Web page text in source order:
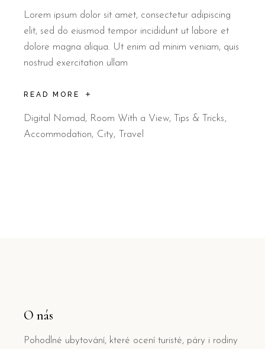
Lorem ipsum dolor sit amet, consectetur adipiscing
elit, sed do eiusmod tempor incididunt ut labore et
dolore magna aliqua. Ut enim ad minim veniam, quis
nostrud exercitation ullam
READ MORE
Digital Nomad, Room With a View,
Tips & Tricks
Accommodation
City Travel
O nás
Pohodlné ubytování, které ocení turisté, páry i rodiny